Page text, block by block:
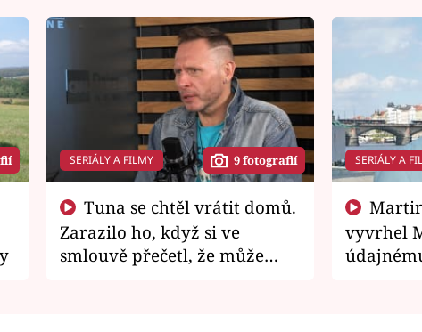
SERIÁLY A FILMY 9 fotografií
Zarazilo ho, když si ve
smlouvě přečetl, že může
SERIÁLY A
vyvrhel